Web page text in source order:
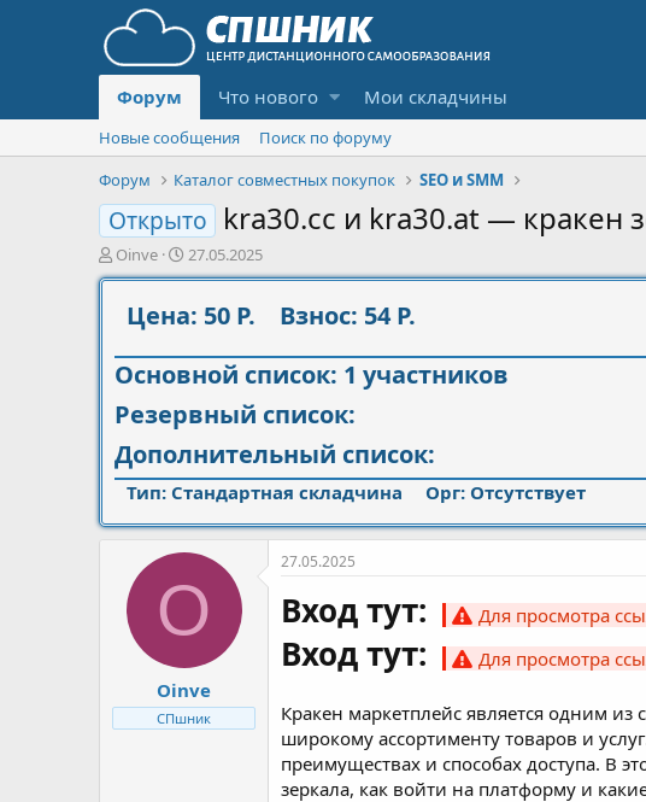
Форум Что нового Мои складчины
Новые сообщения
Поиск по форуму
Форум
Каталог совместных покупок SEO и SMM
Открыто kra30.cc и kra30.at — кракен
А
в
т
е
м
ы
Oinve
Д
а
а
а
ч
а
л
а
27.05.2025
Цена: 50 Р. Взнос: 54 Р.
Основной список: 1 участников
Резервный список:
Дополнительный список:
Тип: Стандартная складчина Орг: Отсутствует
O
Oinve
СПшник
27.05.2025
Вход тут: Для просмотра
Вход тут: Для просмотра
Кракен маркетплейс является одним
широкому ассортименту товаров и
преимуществах и способах доступа. В
зеркала, как войти на платформу и